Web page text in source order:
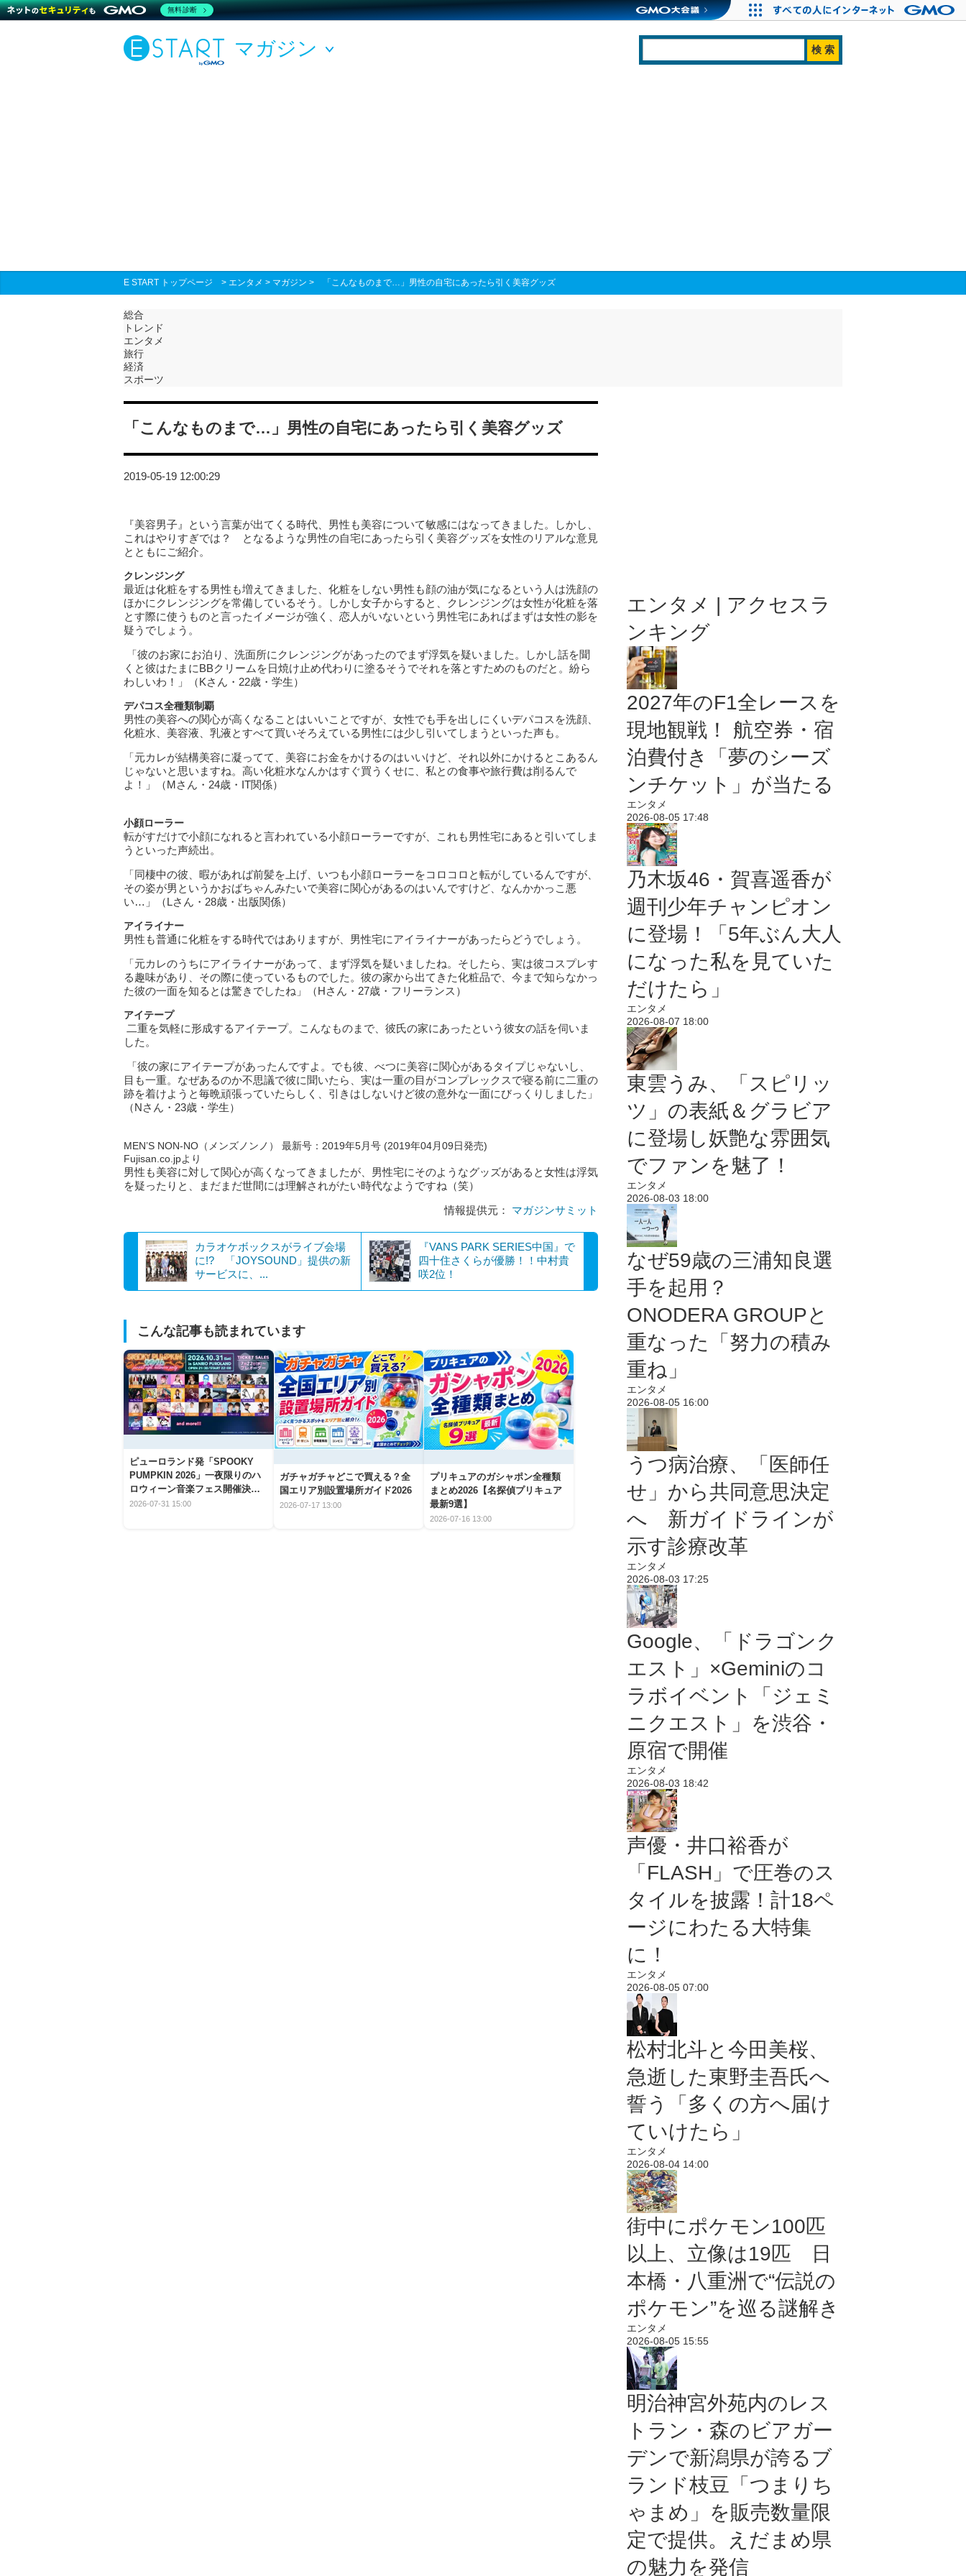
マガジン
E START トップページ > エンタメ > マガジン > 「こんなものまで…」男性の自宅にあったら引く美容グッズ
総合
トレンド
エンタメ
旅行
経済
スポーツ
「こんなものまで…」男性の自宅にあったら引く美容グッズ
2019-05-19 12:00:29
『美容男子』という言葉が出てくる時代、男性も美容について敏感にはなってきました。しかし、
これはやりすぎでは？ となるような男性の自宅にあったら引く美容グッズを女性のリアルな意見
とともにご紹介。
クレンジング
最近は化粧をする男性も増えてきました、化粧をしない男性も顔の油が気になるという人は洗顔の
ほかにクレンジングを常備しているそう。しかし女子からすると、クレンジングは女性が化粧を落
とす際に使うものと言ったイメージが強く、恋人がいないという男性宅にあればまずは女性の影を
疑うでしょう。
「彼のお家にお泊り、洗面所にクレンジングがあったのでまず浮気を疑いました。しかし話を聞
くと彼はたまにBBクリームを日焼け止め代わりに塗るそうでそれを落とすためのものだと。紛ら
わしいわ！」（Kさん・22歳・学生）
デパコス全種類制覇
男性の美容への関心が高くなることはいいことですが、女性でも手を出しにくいデパコスを洗顔、
化粧水、美容液、乳液とすべて買いそろえている男性には少し引いてしまうといった声も。
「元カレが結構美容に凝ってて、美容にお金をかけるのはいいけど、それ以外にかけるとこあるん
じゃないと思いますね。高い化粧水なんかはすぐ買うくせに、私との食事や旅行費は削るんで
よ！」（Mさん・24歳・IT関係）
小顔ローラー
転がすだけで小顔になれると言われている小顔ローラーですが、これも男性宅にあると引いてしま
うといった声続出。
「同棲中の彼、暇があれば前髪を上げ、いつも小顔ローラーをコロコロと転がしているんですが、
その姿が男というかおばちゃんみたいで美容に関心があるのはいんですけど、なんかかっこ悪
い…」（Lさん・28歳・出版関係）
アイライナー
男性も普通に化粧をする時代ではありますが、男性宅にアイライナーがあったらどうでしょう。
「元カレのうちにアイライナーがあって、まず浮気を疑いましたね。そしたら、実は彼コスプレす
る趣味があり、その際に使っているものでした。彼の家から出てきた化粧品で、今まで知らなかっ
た彼の一面を知るとは驚きでしたね」（Hさん・27歳・フリーランス）
アイテープ
二重を気軽に形成するアイテープ。こんなものまで、彼氏の家にあったという彼女の話を伺いま
した。
「彼の家にアイテープがあったんですよ。でも彼、べつに美容に関心があるタイプじゃないし、
目も一重。なぜあるのか不思議で彼に聞いたら、実は一重の目がコンプレックスで寝る前に二重の
跡を着けようと毎晩頑張っていたらしく、引きはしないけど彼の意外な一面にびっくりしました」
（Nさん・23歳・学生）
MEN’S NON-NO（メンズノンノ） 最新号：2019年5月号 (2019年04月09日発売)
Fujisan.co.jpより
男性も美容に対して関心が高くなってきましたが、男性宅にそのようなグッズがあると女性は浮気
を疑ったりと、まだまだ世間には理解されがたい時代なようですね（笑）
情報提供元： マガジンサミット
カラオケボックスがライブ会場
に!? 「JOYSOUND」提供の新
サービスに、...
『VANS PARK SERIES中国』で
四十住さくらが優勝！！中村貴
咲2位！
こんな記事も読まれています
ピューロランド発「SPOOKY
PUMPKIN 2026」一夜限りのハ
ロウィーン音楽フェス開催決
定！
2026-07-31 15:00
ガチャガチャどこで買える？全
国エリア別設置場所ガイド2026
2026-07-17 13:00
プリキュアのガシャポン全種類
まとめ2026【名探偵プリキュア
最新9選】
2026-07-16 13:00
エンタメ | アクセスラ
ンキング
2027年のF1全レースを
現地観戦！ 航空券・宿
泊費付き「夢のシーズ
ンチケット」が当たる
エンタメ
2026-08-05 17:48
乃木坂46・賀喜遥香が
週刊少年チャンピオン
に登場！「5年ぶん大人
になった私を見ていた
だけたら」
エンタメ
2026-08-07 18:00
東雲うみ、「スピリッ
ツ」の表紙＆グラビア
に登場し妖艶な雰囲気
でファンを魅了！
エンタメ
2026-08-03 18:00
なぜ59歳の三浦知良選
手を起用？
ONODERA GROUPと
重なった「努力の積み
重ね」
エンタメ
2026-08-05 16:00
うつ病治療、「医師任
せ」から共同意思決定
へ 新ガイドラインが
示す診療改革
エンタメ
2026-08-03 17:25
Google、「ドラゴンク
エスト」×Geminiのコ
ラボイベント「ジェミ
ニクエスト」を渋谷・
原宿で開催
エンタメ
2026-08-03 18:42
声優・井口裕香が
「FLASH」で圧巻のス
タイルを披露！計18ペ
ージにわたる大特集
に！
エンタメ
2026-08-05 07:00
松村北斗と今田美桜、
急逝した東野圭吾氏へ
誓う「多くの方へ届け
ていけたら」
エンタメ
2026-08-04 14:00
街中にポケモン100匹
以上、立像は19匹 日
本橋・八重洲で“伝説の
ポケモン”を巡る謎解き
エンタメ
2026-08-05 15:55
明治神宮外苑内のレス
トラン・森のビアガー
デンで新潟県が誇るブ
ランド枝豆「つまりち
ゃまめ」を販売数量限
定で提供。えだまめ県
の魅力を発信
無料診断